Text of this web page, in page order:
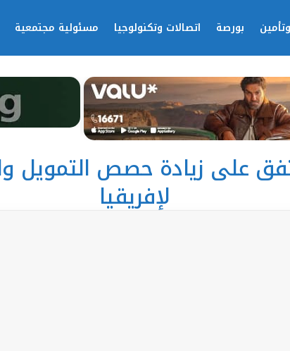
بورصة اتصالات وتكنولوجيا مسئولية مجتمعية
على زيادة حصص التمويل
لإفريقيا